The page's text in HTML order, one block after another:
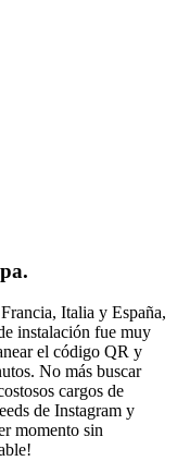
Italia y España,
instalación fue muy
el código QR y
No más buscar
cargos de
de Instagram y
momento sin